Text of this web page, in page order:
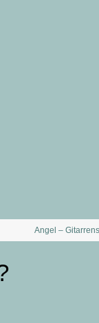
Angel –